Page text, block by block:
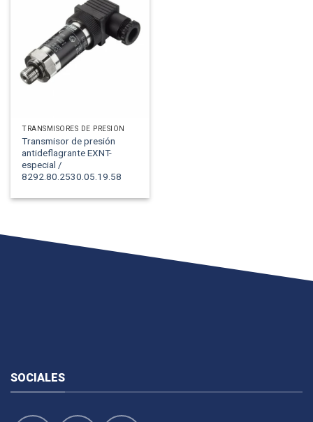
TRANSMISORES DE PRESIÓN
Transmisor de presión
antideflagrante EXNT-
especial /
8292.80.2530.05.19.58
SOCIALES